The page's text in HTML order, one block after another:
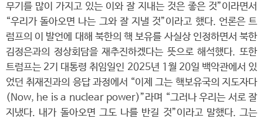
무기를 많이 가지고 있는 이와 잘 지내는 것은 좋은 것”이라면서
“우리가 돌아오면 나는 그와 잘 지낼 것”이라고 했다. 언론은 트
럼프의 이 발언에 대해 북한의 핵 보유를 사실상 인정하면서 북한
김정은과의 정상회담을 재추진하겠다는 뜻으로 해석했다. 또한
트럼프는 2기 대통령 취임일인 2025년 1월 20일 백악관에서 있
었던 취재진과의 응답 과정에서 “이제 그는 핵보유국의 지도자다
(Now, he is a nuclear power)”라며 “그러나 우리는 서로 잘
지냈다. 내가 돌아오면 그도 나를 반길 것”이라고 말했다. 그는